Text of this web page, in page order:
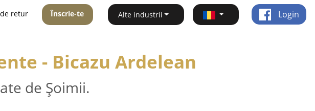
retur Înscrie-te Alte industrii Login
- Bicazu Ardelean
de Șoimii.